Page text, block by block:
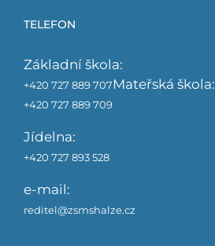
TELEFON
Základní škola:
+420 727 889 707Mateřská škola:
+420 727 889 709
Jídelna:
+420 727 893 528
e-mail:
reditel@zsmshalze.cz